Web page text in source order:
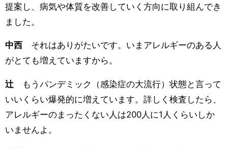
提案し、病気や体質を改善していく方向に取り組んでき
ました。
中西 それはありがたいです。いまアレルギーのある人
がとても増えていますから。
辻 もうパンデミック（感染症の大流行）状態と言って
いいくらい爆発的に増えています。詳しく検査したら、
アレルギーのまったくない人は200人に1人くらいしか
いませんよ。